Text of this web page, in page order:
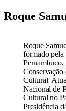
Roque
Roque
formado pela
Pernambuco,
Cultural.
Nacional de
Cultural no
Presidência